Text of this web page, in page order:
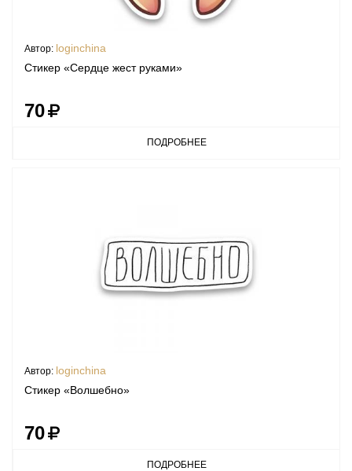
Автор: loginchina
Стикер «Сердце жест руками»
70
ПОДРОБНЕЕ
Автор: loginchina
Стикер «Волшебно»
70
ПОДРОБНЕЕ